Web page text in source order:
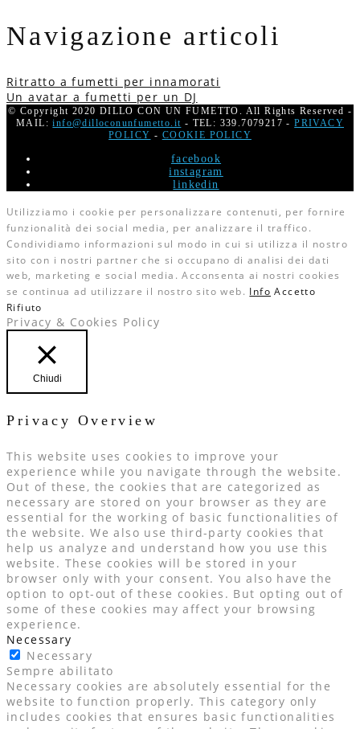
Navigazione articoli
Ritratto a fumetti per innamorati
Un avatar a fumetti per un DJ
© Copyright 2020 DILLO CON UN FUMETTO. All Rights Reserved -
MAIL:info@dilloconunfumetto.it - TEL: 339.7079217 -PRIVACY
POLICY - COOKIE POLICY
facebook
instagram
linkedin
Utilizziamo i cookie per personalizzare contenuti, per fornire
funzionalità dei social media, per analizzare il traffico.
Condividiamo informazioni sul modo in cui si utilizza il nostro
sito con i nostri partner che si occupano di analisi dei dati
web, marketing e social media. Acconsenta ai nostri cookies
se continua ad utilizzare il nostro sito web. Info Accetto
Rifiuto
Privacy & Cookies Policy
Chiudi
Privacy Overview
This website uses cookies to improve your
experience while you navigate through the website.
Out of these, the cookies that are categorized as
necessary are stored on your browser as they are
essential for the working of basic functionalities of
the website. We also use third-party cookies that
help us analyze and understand how you use this
website. These cookies will be stored in your
browser only with your consent. You also have the
option to opt-out of these cookies. But opting out of
some of these cookies may affect your browsing
experience.
Necessary
Necessary
Sempre abilitato
Necessary cookies are absolutely essential for the
website to function properly. This category only
includes cookies that ensures basic functionalities